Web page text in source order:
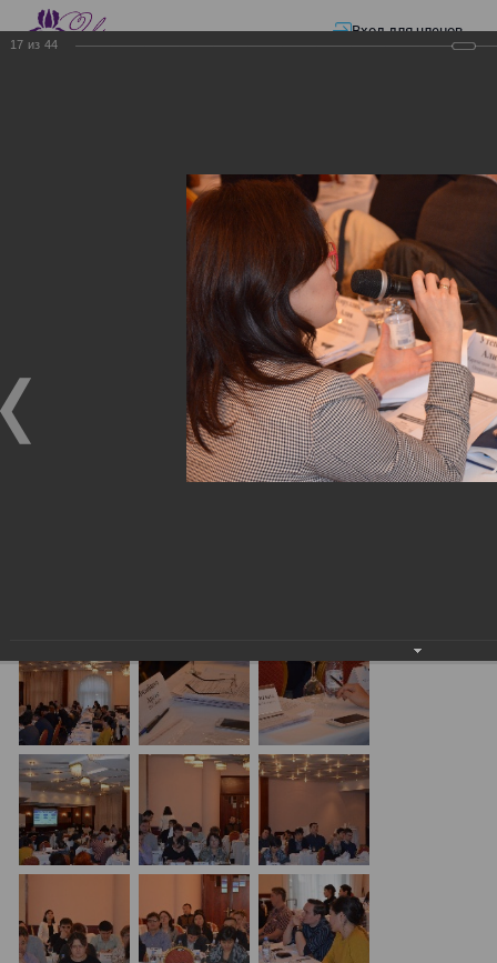
Вход для членов
Презентации
ЭЛЕКТРОННЫЕ СЧЕТА-ФАКТУРЫ.
ЭЛЕКТРОННЫЕ СЧЕТА-
ФАКТУРЫ. ВИРТУАЛЬНЫЙ
ЭЛЕКТРОННЫЕ СЧЕТА-ФАКТУРЫ. ВИРТУАЛЬНЫЙ
СКЛАД.
Семинар с КГД и разработчиками
17 из 44